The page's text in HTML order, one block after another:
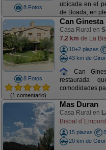
8 Fotos
ubicada en el
de Boada, en
8 Fotos
(1 comentario)
Can Ginesta
Casa Rural en
7,2 km de La
10+2 plazas
43 km de
Can
restaurada
comodidades
Mas Duran
Casa Rural en
Bisbal
15 plazas
20 km de